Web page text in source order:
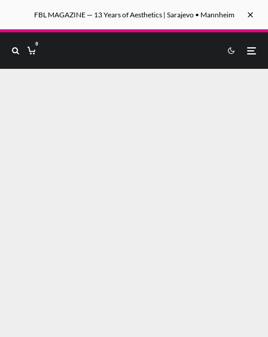
FBL MAGAZINE — 13 Years of Aesthetics | Sarajevo • Mannheim
0